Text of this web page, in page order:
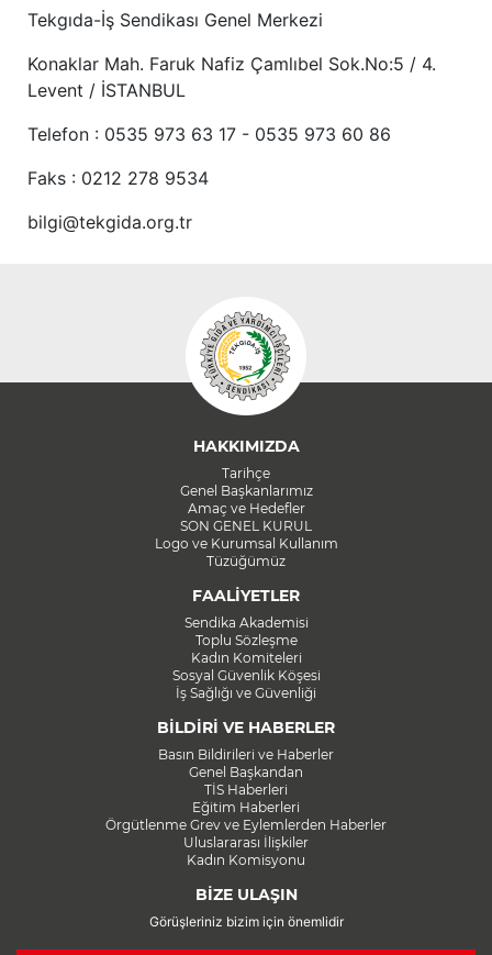
Tekgıda-İş Sendikası Genel Merkezi
Konaklar Mah. Faruk Nafiz Çamlıbel Sok.No:5 / 4.
Levent / İSTANBUL
Telefon : 0535 973 63 17 - 0535 973 60 86
Faks : 0212 278 9534
bilgi@tekgida.org.tr
HAKKIMIZDA
Tarihçe
Genel Başkanlarımız
Amaç ve Hedefler
SON GENEL KURUL
Logo ve Kurumsal Kullanım
Tüzüğümüz
FAALİYETLER
Sendika Akademisi
Toplu Sözleşme
Kadın Komiteleri
Sosyal Güvenlik Köşesi
İş Sağlığı ve Güvenliği
BİLDİRİ VE HABERLER
Basın Bildirileri ve Haberler
Genel Başkandan
TİS Haberleri
Eğitim Haberleri
Örgütlenme Grev ve Eylemlerden Haberler
Uluslararası İlişkiler
Kadın Komisyonu
BİZE ULAŞIN
Görüşleriniz bizim için önemlidir